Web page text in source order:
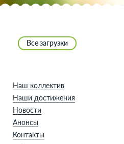
Все загрузки
Наш коллектив
Наши достижения
Новости
Анонсы
Контакты